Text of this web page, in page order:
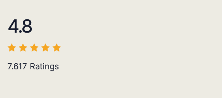
4.8
7.617 Ratings